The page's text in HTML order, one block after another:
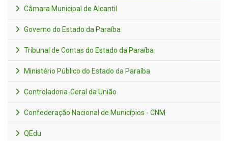
Câmara Municipal de Alcantil
Governo do Estado da Paraíba
Tribunal de Contas do Estado da Paraíba
Ministério Público do Estado da Paraíba
Controladoria-Geral da União
Confederação Nacional de Municípios - CNM
QEdu